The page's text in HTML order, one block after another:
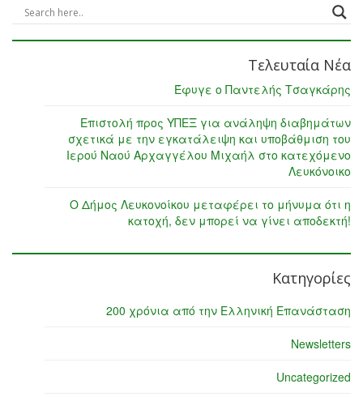
Τελευταία Νέα
Έφυγε ο Παντελής Τσαγκάρης
Επιστολή προς ΥΠΕΞ για ανάληψη διαβημάτων
σχετικά με την εγκατάλειψη και υποβάθμιση του
Ιερού Ναού Αρχαγγέλου Μιχαήλ στο κατεχόμενο
Λευκόνοικο
Ο Δήμος Λευκονοίκου μεταφέρει το μήνυμα ότι η
κατοχή, δεν μπορεί να γίνει αποδεκτή!
Κατηγορίες
200 χρόνια από την Ελληνική Επανάσταση
Newsletters
Uncategorized